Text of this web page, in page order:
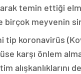
temin ettiği
birçok meyvenin
tip koronavirüs
karşı önlem
alışkanlıklarını